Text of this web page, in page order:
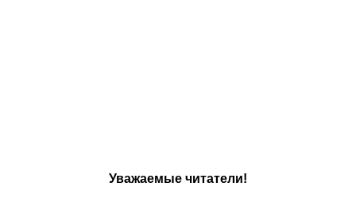
Уважаемые читатели!